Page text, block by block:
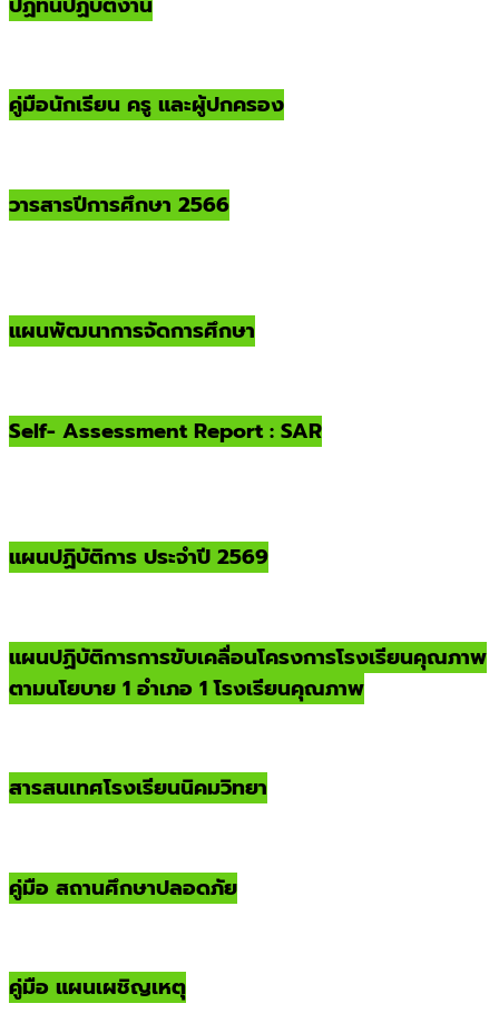
คู่มือนักเรียน ครู และผู้ปกครอง
วารสารปีการศึกษา 2566
แผนพัฒนาการจัดการศึกษา
Self- Assessment Report : SAR
แผนปฏิบัติการ ประจำปี 2569
แผนปฏิบัติการการขับเคลื่อนโครงการโรงเรียนคุณภาพ
ตามนโยบาย 1 อำเภอ 1 โรงเรียนคุณภาพ
สารสนเทศโรงเรียนนิคมวิทยา
คู่มือ สถานศึกษาปลอดภัย
คู่มือ แผนเผชิญเหตุ